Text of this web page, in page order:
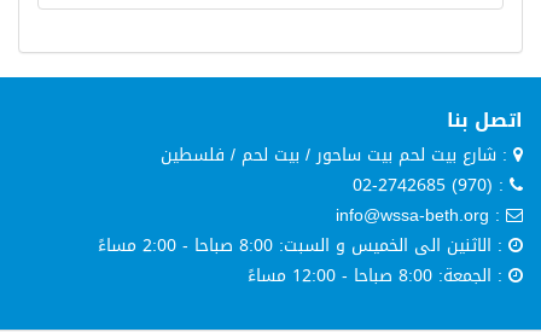
اتصل بنا
: شارع بيت لحم بيت ساحور / بيت لحم / فلسطين
: (970) 02-2742685
: info@wssa-beth.org
: الاثنين الى الخميس و السبت: 8:00 صباحا - 2:00 مساءً
: الجمعة: 8:00 صباحا - 12:00 مساءً